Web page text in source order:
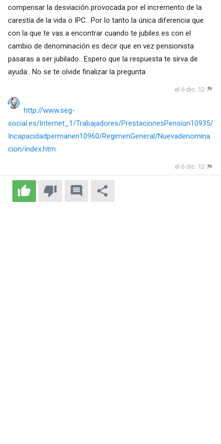
compensar la desviación provocada por el incremento de la
carestía de la vida o IPC.. Por lo tanto la única diferencia que
con la que te vas a encontrar cuando te jubiles es con el
cambio de denominación es decir que en vez pensionista
pasaras a ser jubilado.. Espero que la respuesta te sirva de
ayuda.. No se te olvide finalizar la pregunta
el 6 dic. 12
http://www.seg-
social.es/Internet_1/Trabajadores/PrestacionesPension10935/
Incapacidadpermanen10960/RegimenGeneral/Nuevadenomina
cion/index.htm
el 6 dic. 12